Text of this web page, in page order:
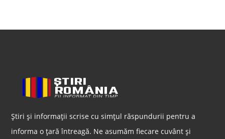
Știri și informații scrise cu simțul răspundurii pentru a
informa o țară întreagă. Ne asumăm fiecare cuvânt și